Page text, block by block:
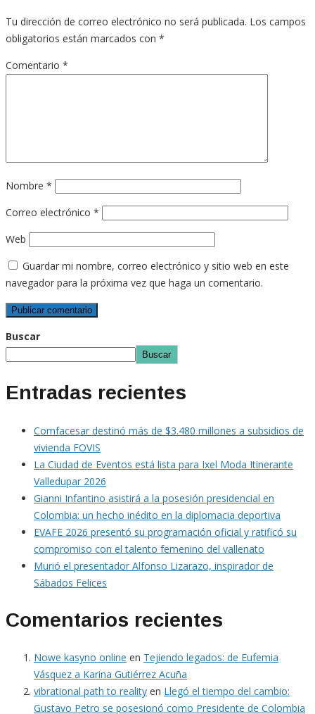
Tu dirección de correo electrónico no será publicada. Los campos
obligatorios están marcados con *
Comentario *
Nombre *
Correo electrónico *
Web
Guardar mi nombre, correo electrónico y sitio web en este
navegador para la próxima vez que haga un comentario.
Buscar
Buscar
Entradas recientes
Comfacesar destinó más de $3.480 millones a subsidios de
vivienda FOVIS
La Ciudad de Eventos está lista para Ixel Moda Itinerante
Valledupar 2026
Gianni Infantino asistirá a la posesión presidencial en
Colombia: un hecho inédito en la diplomacia deportiva
EVAFE 2026 presentó su programación oficial y ratificó su
compromiso con el talento femenino del vallenato
Murió el presentador Alfonso Lizarazo, inspirador de
Sábados Felices
Comentarios recientes
Nowe kasyno online en Tejiendo legados: de Eufemia
Vásquez a Karina Gutiérrez Acuña
vibrational path to reality en Llegó el tiempo del cambio:
Gustavo Petro se posesionó como Presidente de Colombia